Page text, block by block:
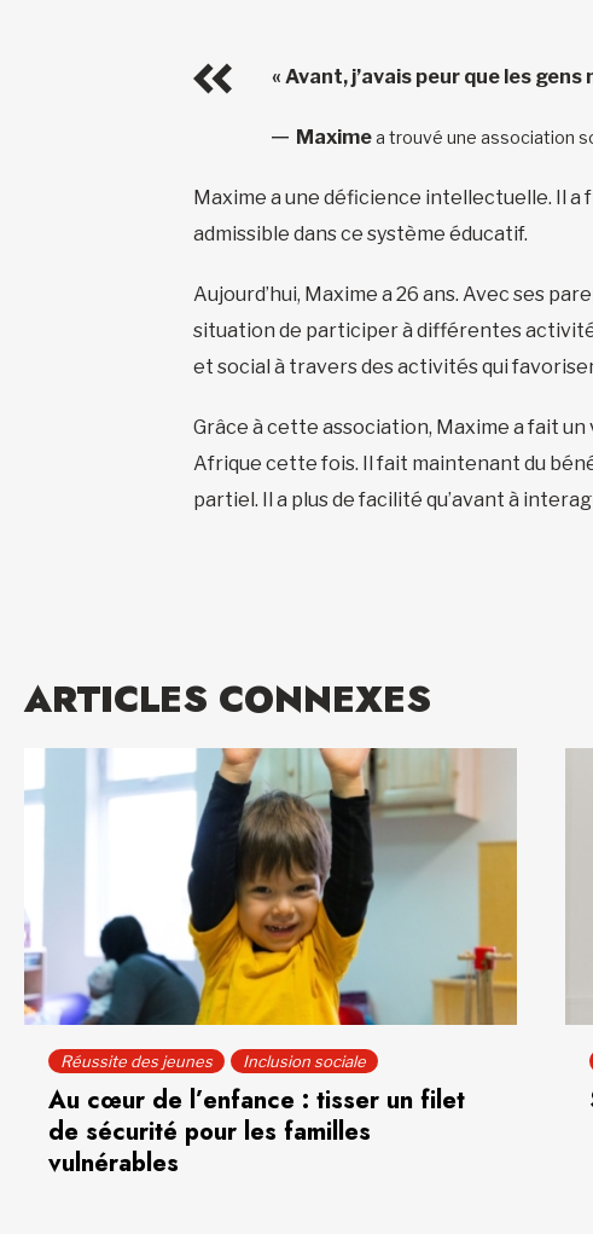
« Avant, j’avais peur que les
Maximea trouvé une association
Maxime a une déficience intellectuelle. Il a
admissible dans ce système éducatif.
Aujourd’hui, Maxime a 26 ans. Avec ses
situation de participer à différentes
et social à travers des activités qui
Grâce à cette association, Maxime a fait
Afrique cette fois. Il fait maintenant du
partiel. Il a plus de facilité qu’avant à
ARTICLES CONNEXES
Réussite des jeunes Inclusion sociale
Au cœur de l’enfance : tisser un filet
de sécurité pour les familles
vulnérables